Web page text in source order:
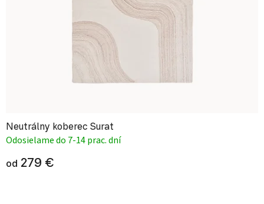
Neutrálny koberec Surat
Odosielame do 7-14 prac. dní
od 279 €